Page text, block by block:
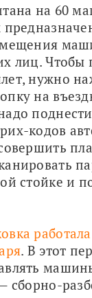
на 60
лиц. Чтобы
нужно
на
кодов
стойке и
. В этот
сборно-